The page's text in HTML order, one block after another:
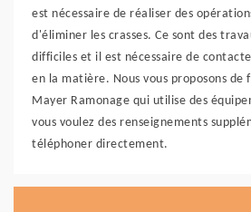
est nécessaire de réaliser des
d'éliminer les crasses. Ce sont des
difficiles et il est nécessaire de
en la matière. Nous vous proposons de
Mayer Ramonage qui utilise des
vous voulez des renseignements
téléphoner directement.